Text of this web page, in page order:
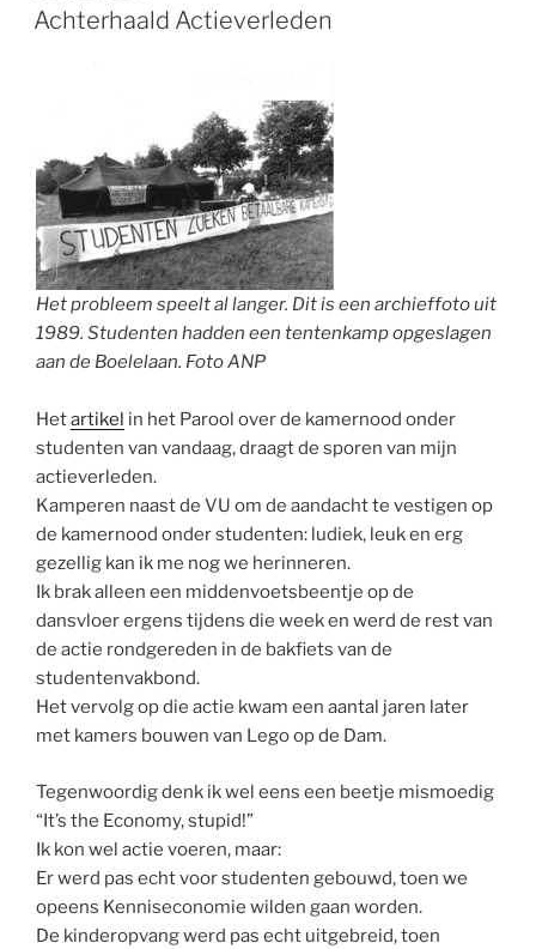
OP
Achterhaald Actieverleden
Het probleem speelt al langer. Dit is een archieffoto uit
1989. Studenten hadden een tentenkamp opgeslagen
aan de Boelelaan. Foto ANP
Hetartikel in het Parool over de kamernood onder
studenten van vandaag, draagt de sporen van mijn
actieverleden.
Kamperen naast de VU om de aandacht te vestigen op
de kamernood onder studenten: ludiek, leuk en erg
gezellig kan ik me nog we herinneren.
Ik brak alleen een middenvoetsbeentje op de
dansvloer ergens tijdens die week en werd de rest van
de actie rondgereden in de bakfiets van de
studentenvakbond.
Het vervolg op die actie kwam een aantal jaren later
met kamers bouwen van Lego op de Dam.
Tegenwoordig denk ik wel eens een beetje mismoedig
“It’s the Economy, stupid!”
Ik kon wel actie voeren, maar:
Er werd pas echt voor studenten gebouwd, toen we
opeens Kenniseconomie wilden gaan worden.
De kinderopvang werd pas echt uitgebreid, toen